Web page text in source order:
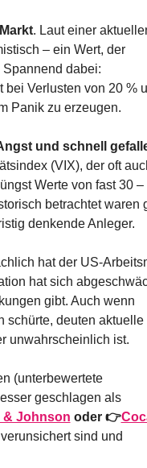
. Laut einer
– ein Wert, der
dabei:
bei Verlusten von 20 %
Panik zu erzeugen.
und schnell
(VIX), der oft
Werte von fast 30 –
betrachtet waren
denkende Anleger.
hat der US-
hat sich
gibt. Auch wenn
schürte, deuten aktuelle
unwahrscheinlich ist.
(unterbewertete
geschlagen als
Johnson oder 👉
sind und